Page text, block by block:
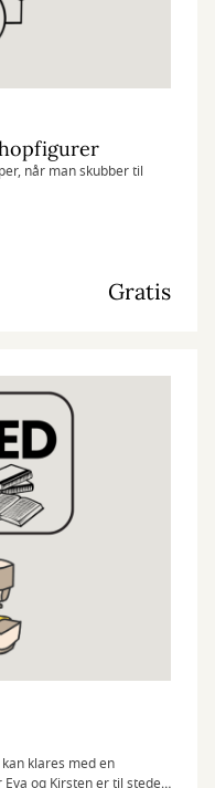
når man skubber til
at udfordre din
nye og genbrugte
skøre, vilde og
mission at lade både
Gratis
klares med en
og Kirsten er til stede.